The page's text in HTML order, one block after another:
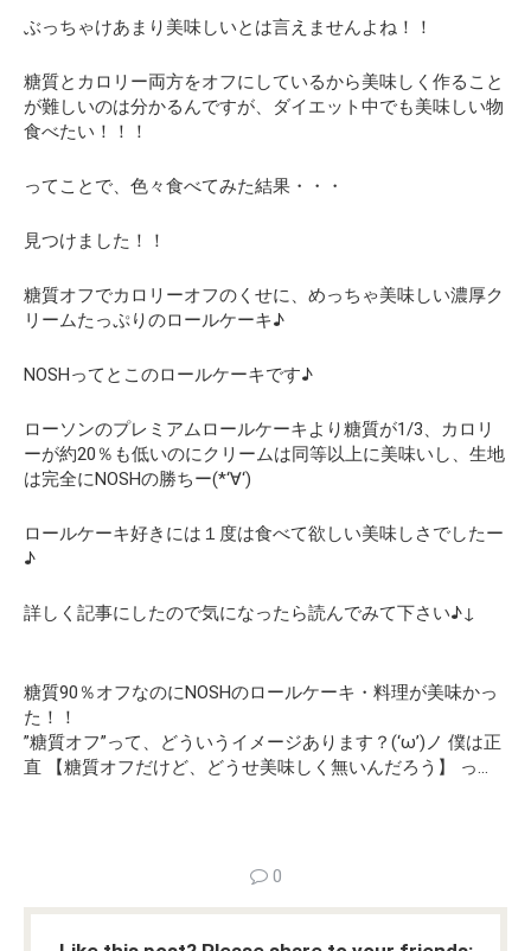
ぶっちゃけあまり美味しいとは言えませんよね！！
糖質とカロリー両方をオフにしているから美味しく作ること
が難しいのは分かるんですが、
ダイエット中でも美味しい物
食べたい！！！
ってことで、色々食べてみた結果・・・
見つけました！！
糖質オフでカロリーオフのくせに、めっちゃ美味しい濃厚ク
リームたっぷりのロールケーキ♪
NOSHってとこのロールケーキです♪
ローソンのプレミアムロールケーキより糖質が1/3、カロリ
ーが約20％も低いのにクリームは同等以上に美味いし、生地
は完全にNOSHの勝ちー(*‘∀‘)
ロールケーキ好きには１度は食べて欲しい美味しさでしたー
♪
詳しく記事にしたので気になったら読んでみて下さい♪↓
糖質90％オフなのにNOSHのロールケーキ・料理が美味かっ
た！！
”糖質オフ”って、どういうイメージあります？(‘ω’)ノ 僕は正
直 【糖質オフだけど、どうせ美味しく無いんだろう】 っ…
0